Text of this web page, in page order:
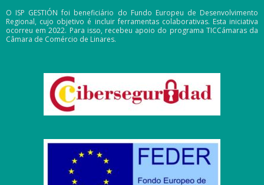
O ISP GESTIÓN foi beneficiário do Fundo Europeu de Desenvolvimento
Regional, cujo objetivo é incluir ferramentas colaborativas. Esta iniciativa
ocorreu em 2022. Para isso, recebeu apoio do programa TICCámaras da
Câmara de Comércio de Linares.